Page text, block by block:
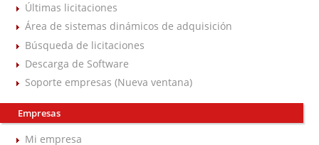
Últimas licitaciones
Área de sistemas dinámicos de adquisición
Búsqueda de licitaciones
Descarga de Software
Soporte empresas (Nueva ventana)
Empresas
Mi empresa